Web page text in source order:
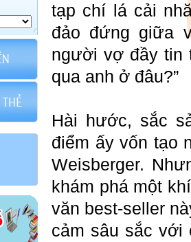
tạp chí lá cải
đảo đứng giữa
người vợ đầy tin
qua anh ở đâu?”
Hài hước, sắc
điểm ấy vốn tạo
Weisberger.
khám phá một
văn best-seller
cảm sâu sắc với